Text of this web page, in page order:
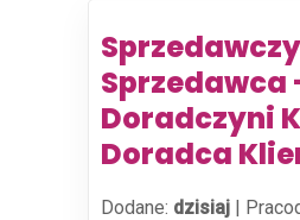
Sprzedawca
Doradczyni
Doradca
Dodane: dzisiaj |